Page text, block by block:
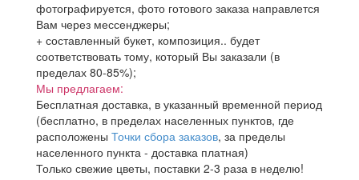
фотографируется, фото готового заказа направлется
Вам через мессенджеры;
+ составленный букет, композиция.. будет
соответствовать тому, который Вы заказали (в
пределах 80-85%);
Мы предлагаем:
Бесплатная доставка, в указанный временной период
(бесплатно, в пределах населенных пунктов, где
расположены Точки сбора заказов, за пределы
населенного пункта - доставка платная)
Только свежие цветы, поставки 2-3 раза в неделю!